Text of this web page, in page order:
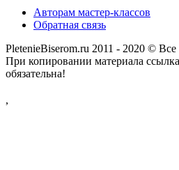
Авторам мастер-классов
Обратная связь
PletenieBiserom.ru 2011 - 2020 ©
При копировании материала
обязательна!
,